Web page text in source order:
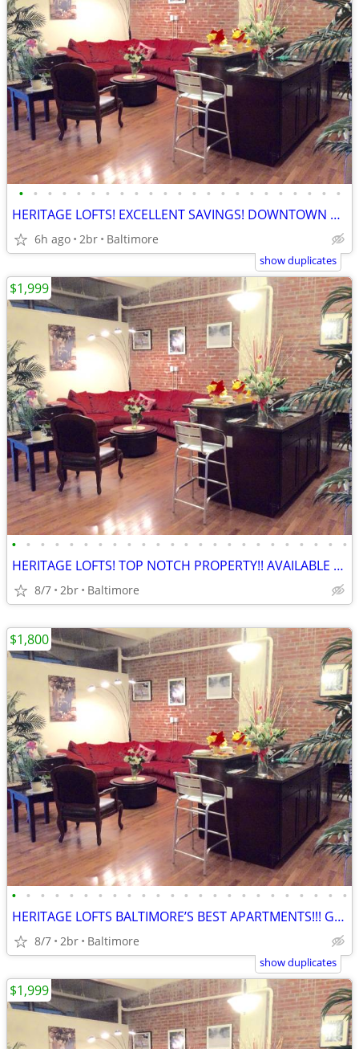
• • • • • • • • • • • • • • • • • • • • • • •
HERITAGE LOFTS! EXCELLENT SAVINGS! DOWNTOWN SPECIALS AVAILABLE! 21201
6h ago 2br Baltimore
show duplicates
• • • • • • • • • • • • • • • • • • • • • • • •
HERITAGE LOFTS! TOP NOTCH PROPERTY!! AVAILABLE NOW! BEST DEALS! 21201
8/7 2br Baltimore
$1,999
• • • • • • • • • • • • • • • • • • • • • • • •
HERITAGE LOFTS BALTIMORE’S BEST APARTMENTS!!! GREAT DEALS! 21201
8/7 2br Baltimore
$1,800
show duplicates
$1,999